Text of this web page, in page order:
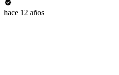
hace 12 años